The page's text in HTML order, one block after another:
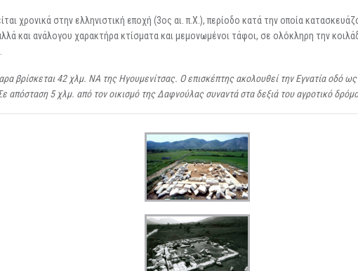
χρονικά στην ελληνιστική εποχή (3ος αι. π.Χ.), περίοδο κατά την οποία
και ανάλογου χαρακτήρα κτίσματα και μεμονωμένοι τάφοι, σε ολόκληρη την
βρίσκεται 42 χλμ. ΝΑ της Ηγουμενίτσας. Ο επισκέπτης ακολουθεί την Εγνατία οδό
5 χλμ. από τον οικισμό της Δαφνούλας συναντά στα δεξιά του αγροτικό